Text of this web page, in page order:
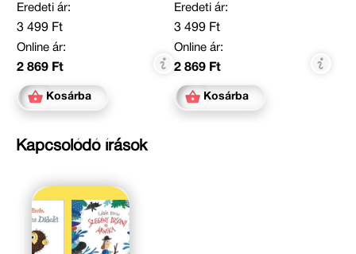
Eredeti ár:
3 499 Ft
Online ár:
2 869 Ft
Kosárba
Eredeti ár:
3 499 Ft
Online ár:
2 869 Ft
Kosárba
Kapcsolódó írások